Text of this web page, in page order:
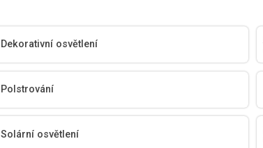
Dekorativní osvětlení
Polstrování
Solární osvětlení